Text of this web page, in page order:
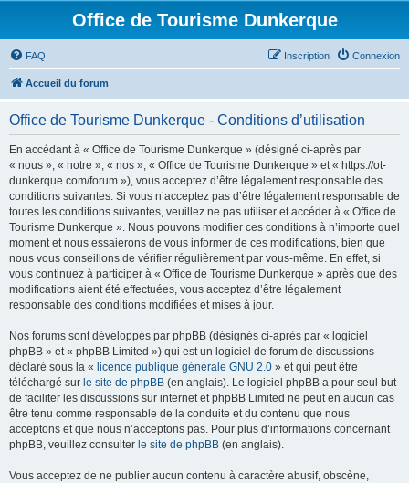
Office de Tourisme Dunkerque
FAQ Connexion
Inscription
Accueil du forum
Office de Tourisme Dunkerque - Conditions d’utilisation
En accédant à « Office de Tourisme Dunkerque » (désigné ci-après par
« nous », « notre », « nos », « Office de Tourisme Dunkerque » et « https://ot-
dunkerque.com/forum »), vous acceptez d’être légalement responsable des
conditions suivantes. Si vous n’acceptez pas d’être légalement responsable de
toutes les conditions suivantes, veuillez ne pas utiliser et accéder à « Office de
Tourisme Dunkerque ». Nous pouvons modifier ces conditions à n’importe quel
moment et nous essaierons de vous informer de ces modifications, bien que
nous vous conseillons de vérifier régulièrement par vous-même. En effet, si
vous continuez à participer à « Office de Tourisme Dunkerque » après que des
modifications aient été effectuées, vous acceptez d’être légalement
responsable des conditions modifiées et mises à jour.
Nos forums sont développés par phpBB (désignés ci-après par « logiciel
phpBB » et « phpBB Limited ») qui est un logiciel de forum de discussions
déclaré sous la « licence publique générale GNU 2.0 » et qui peut être
téléchargé sur le site de phpBB (en anglais). Le logiciel phpBB a pour seul but
de faciliter les discussions sur internet et phpBB Limited ne peut en aucun cas
être tenu comme responsable de la conduite et du contenu que nous
acceptons et que nous n’acceptons pas. Pour plus d’informations concernant
phpBB, veuillez consulter le site de phpBB (en anglais).
Vous acceptez de ne publier aucun contenu à caractère abusif, obscène,